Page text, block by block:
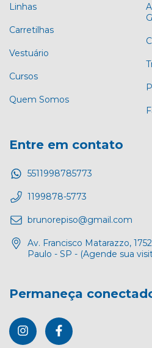
Linhas
Carretilhas
Vestuário
Cursos
Quem Somos
Entre em contato
5511998785773
1199878-5773
brunorepiso@gmail.com
Av. Francisco Matarazzo,
Paulo - SP - (Agende sua
Permaneça